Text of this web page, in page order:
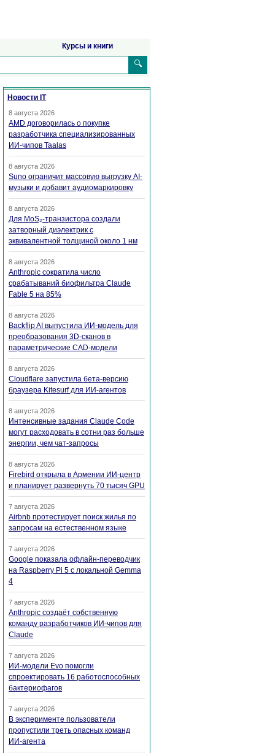
Курсы и книги
🔍
Новости IT
8 августа 2026
AMD договорилась о покупке
разработчика специализированных
ИИ-чипов Taalas
8 августа 2026
Suno ограничит массовую выгрузку AI-
музыки и добавит аудиомаркировку
8 августа 2026
Для MoS₂-транзистора создали
затворный диэлектрик с
эквивалентной толщиной около 1 нм
8 августа 2026
Anthropic сократила число
срабатываний биофильтра Claude
Fable 5 на 85%
8 августа 2026
Backflip AI выпустила ИИ-модель для
преобразования 3D-сканов в
параметрические CAD-модели
8 августа 2026
Cloudflare запустила бета-версию
браузера Kitesurf для ИИ-агентов
8 августа 2026
Интенсивные задания Claude Code
могут расходовать в сотни раз больше
энергии, чем чат-запросы
8 августа 2026
Firebird открыла в Армении ИИ-центр
и планирует развернуть 70 тысяч GPU
7 августа 2026
Airbnb протестирует поиск жилья по
запросам на естественном языке
7 августа 2026
Google показала офлайн-переводчик
на Raspberry Pi 5 с локальной Gemma
4
7 августа 2026
Anthropic создаёт собственную
команду разработчиков ИИ-чипов для
Claude
7 августа 2026
ИИ-модели Evo помогли
спроектировать 16 работоспособных
бактериофагов
7 августа 2026
В эксперименте пользователи
пропустили треть опасных команд
ИИ-агента